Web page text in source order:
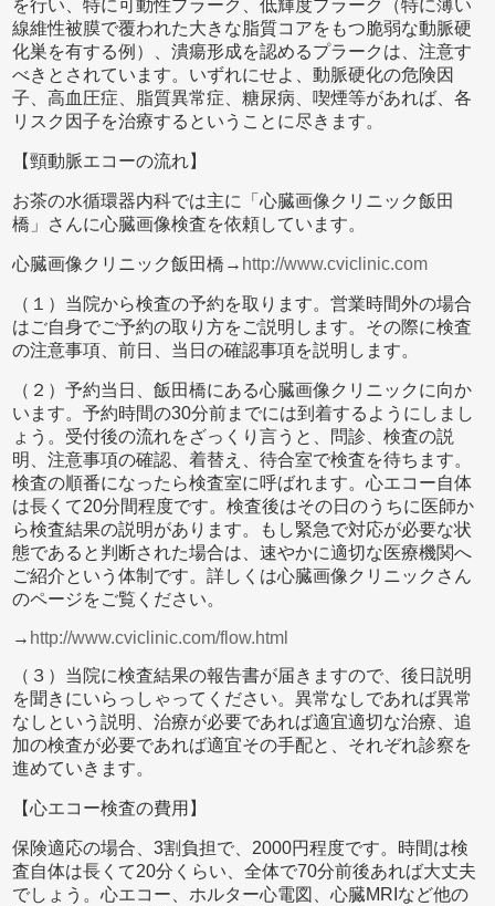
を行い、特に可動性プラーク、低輝度プラーク（特に薄い
線維性被膜で覆われた大きな脂質コアをもつ脆弱な動脈硬
化巣を有する例）、潰瘍形成を認めるプラークは、注意す
べきとされています。いずれにせよ、動脈硬化の危険因
子、高血圧症、脂質異常症、糖尿病、喫煙等があれば、各
リスク因子を治療するということに尽きます。
【頸動脈エコーの流れ】
お茶の水循環器内科では主に「心臓画像クリニック飯田
橋」さんに心臓画像検査を依頼しています。
心臓画像クリニック飯田橋→ http://www.cviclinic.com
（１）当院から検査の予約を取ります。営業時間外の場合
はご自身でご予約の取り方をご説明します。その際に検査
の注意事項、前日、当日の確認事項を説明します。
（２）予約当日、飯田橋にある心臓画像クリニックに向か
います。予約時間の30分前までには到着するようにしまし
ょう。受付後の流れをざっくり言うと、問診、検査の説
明、注意事項の確認、着替え、待合室で検査を待ちます。
検査の順番になったら検査室に呼ばれます。心エコー自体
は長くて20分間程度です。検査後はその日のうちに医師か
ら検査結果の説明があります。もし緊急で対応が必要な状
態であると判断された場合は、速やかに適切な医療機関へ
ご紹介という体制です。詳しくは心臓画像クリニックさん
のページをご覧ください。
→ http://www.cviclinic.com/flow.html
（３）当院に検査結果の報告書が届きますので、後日説明
を聞きにいらっしゃってください。異常なしであれば異常
なしという説明、治療が必要であれば適宜適切な治療、追
加の検査が必要であれば適宜その手配と、それぞれ診察を
進めていきます。
【心エコー検査の費用】
保険適応の場合、3割負担で、2000円程度です。時間は検
査自体は長くて20分くらい、全体で70分前後あれば大丈夫
でしょう。心エコー、ホルター心電図、心臓MRIなど他の